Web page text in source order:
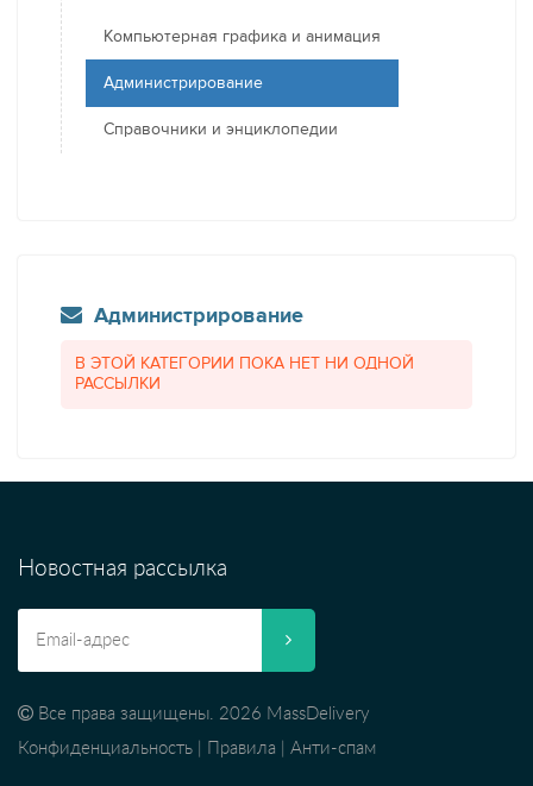
Компьютерная графика и анимация
Администрирование
Справочники и энциклопедии
Администрирование
В ЭТОЙ КАТЕГОРИИ ПОКА НЕТ НИ ОДНОЙ
РАССЫЛКИ
Новостная рассылка
Все права защищены. 2026 MassDelivery
Конфиденциальность
Правила Анти-спам